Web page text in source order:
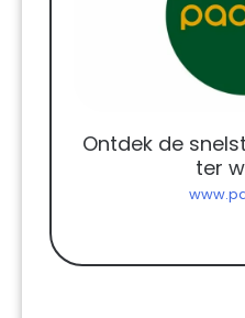
Ontdek de
ter